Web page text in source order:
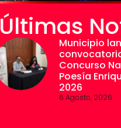
Últimas
Municipio
Concurso
Poesía
2026
6 Agosto, 2026